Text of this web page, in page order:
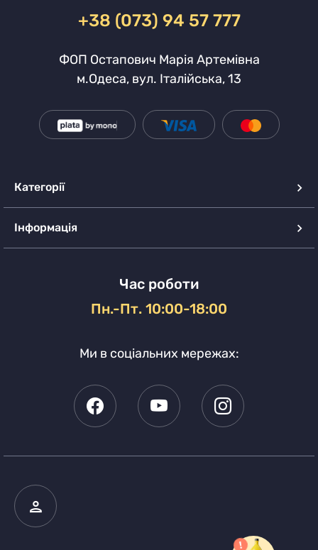
+38 (073) 94 57 777
ФОП Остапович Марія Артемівна
м.Одеса, вул. Італійська, 13
Категорії
Інформація
Час роботи
Пн.-Пт. 10:00-18:00
Ми в соціальних мережах: